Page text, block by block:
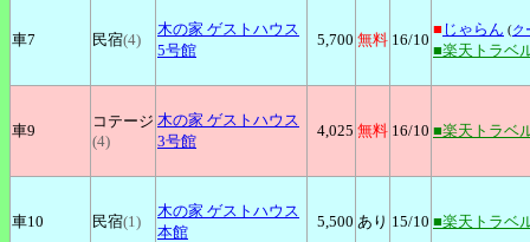
車7 民宿(4)
木の家 ゲストハウス
5号館
5,700 無料 16/10
■ じゃらん (ク
■楽天トラベ
車9
コテージ
(4)
木の家 ゲストハウス
3号館
4,025 無料 16/10 ■楽天トラベ
車10 民宿(1)
木の家 ゲストハウス
本館
5,500 あり 15/10 ■楽天トラベ